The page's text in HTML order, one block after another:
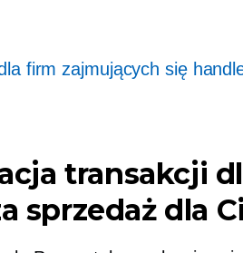
firm zajmujących się
transakcji
sprzedaż dla